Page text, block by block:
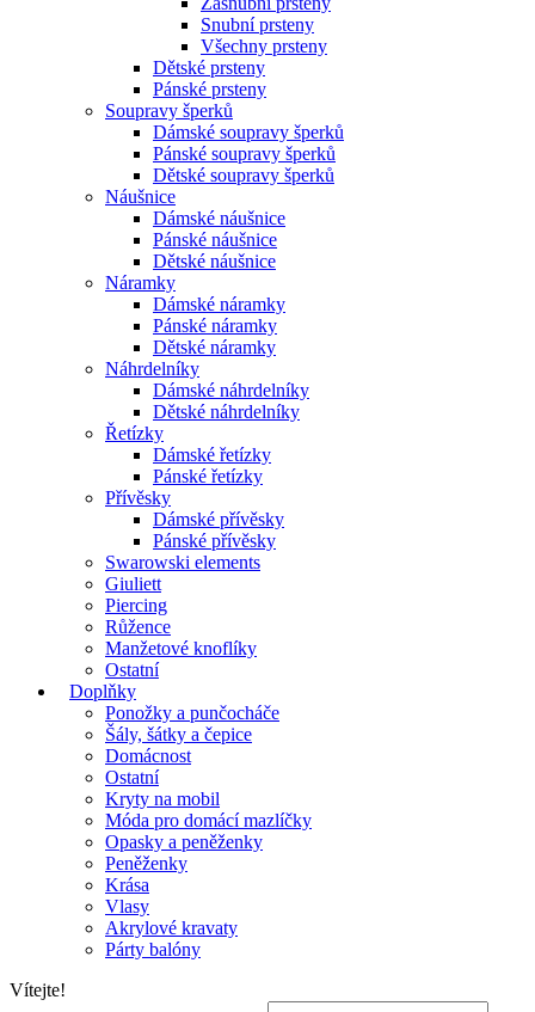
Snubní prsteny
Všechny prsteny
Dětské prsteny
Pánské prsteny
Soupravy šperků
Dámské soupravy šperků
Pánské soupravy šperků
Dětské soupravy šperků
Náušnice
Dámské náušnice
Pánské náušnice
Dětské náušnice
Náramky
Dámské náramky
Pánské náramky
Dětské náramky
Náhrdelníky
Dámské náhrdelníky
Dětské náhrdelníky
Řetízky
Dámské řetízky
Pánské řetízky
Přívěsky
Dámské přívěsky
Pánské přívěsky
Swarowski elements
Giuliett
Piercing
Růžence
Manžetové knoflíky
Ostatní
Doplňky
Ponožky a punčocháče
Šály, šátky a čepice
Domácnost
Ostatní
Kryty na mobil
Móda pro domácí mazlíčky
Opasky a peněženky
Peněženky
Krása
Vlasy
Akrylové kravaty
Párty balóny
Vítejte!